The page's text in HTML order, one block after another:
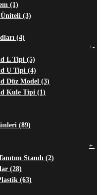
(1)
(3)
(4)
+-
L Tipi (5)
U Tipi (4)
Düz Model (3)
Kule Tipi (1)
(89)
+-
Standı (2)
(28)
(63)